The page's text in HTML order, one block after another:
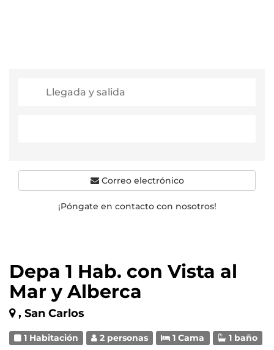
Depa 1 Hab. con Vista al
Mar y Alberca
, San Carlos
1 Habitación 2 personas 1 Cama 1 baño
Correo electrónico
¡Póngate en contacto con nosotros!